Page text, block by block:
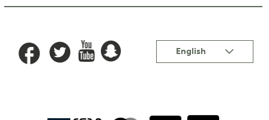
Language
English